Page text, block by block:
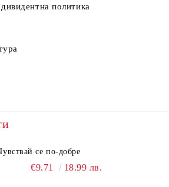
политика
се по-добре
€9.71 18.99 лв.